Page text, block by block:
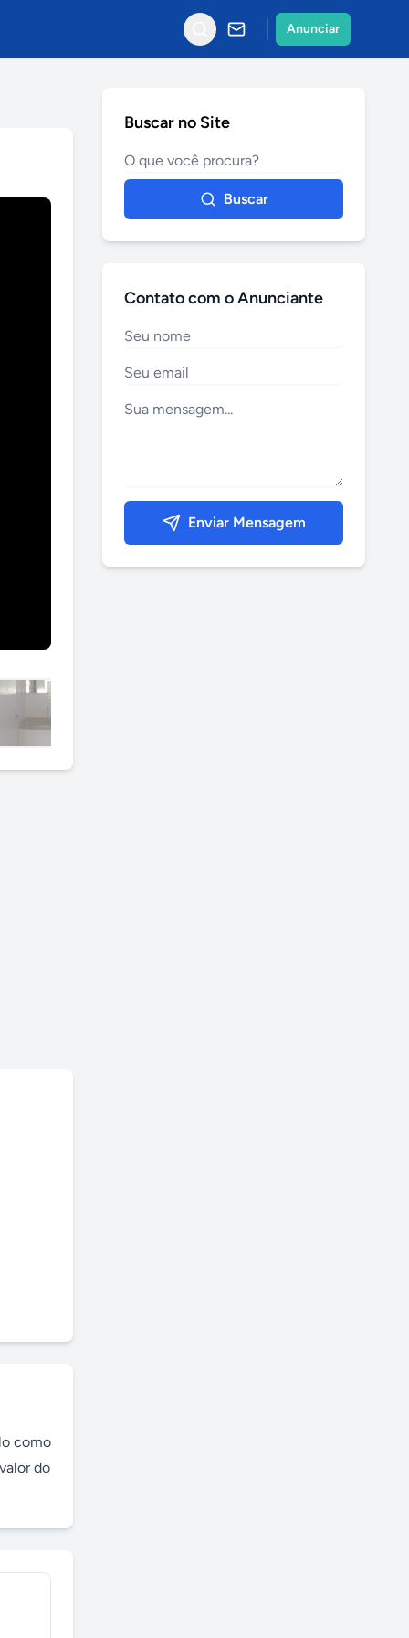
Anunciar
como
do
Buscar no Site
Buscar
Contato com o Anunciante
Enviar Mensagem